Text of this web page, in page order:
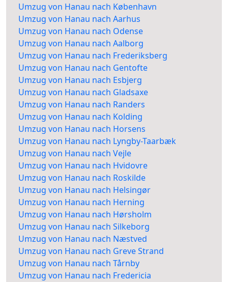
Umzug von Hanau nach København
Umzug von Hanau nach Aarhus
Umzug von Hanau nach Odense
Umzug von Hanau nach Aalborg
Umzug von Hanau nach Frederiksberg
Umzug von Hanau nach Gentofte
Umzug von Hanau nach Esbjerg
Umzug von Hanau nach Gladsaxe
Umzug von Hanau nach Randers
Umzug von Hanau nach Kolding
Umzug von Hanau nach Horsens
Umzug von Hanau nach Lyngby-Taarbæk
Umzug von Hanau nach Vejle
Umzug von Hanau nach Hvidovre
Umzug von Hanau nach Roskilde
Umzug von Hanau nach Helsingør
Umzug von Hanau nach Herning
Umzug von Hanau nach Hørsholm
Umzug von Hanau nach Silkeborg
Umzug von Hanau nach Næstved
Umzug von Hanau nach Greve Strand
Umzug von Hanau nach Tårnby
Umzug von Hanau nach Fredericia